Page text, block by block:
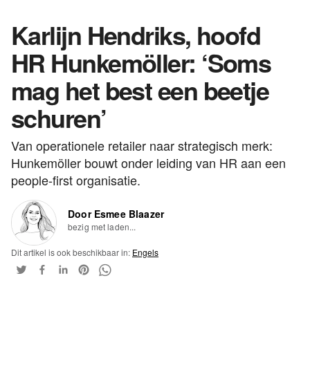
Karlijn Hendriks, hoofd
HR Hunkemöller: ‘Soms
mag het best een beetje
schuren’
Van operationele retailer naar strategisch merk:
Hunkemöller bouwt onder leiding van HR aan een
people-first organisatie.
Door Esmee Blaazer
bezig met laden...
Dit artikel is ook beschikbaar in: Engels